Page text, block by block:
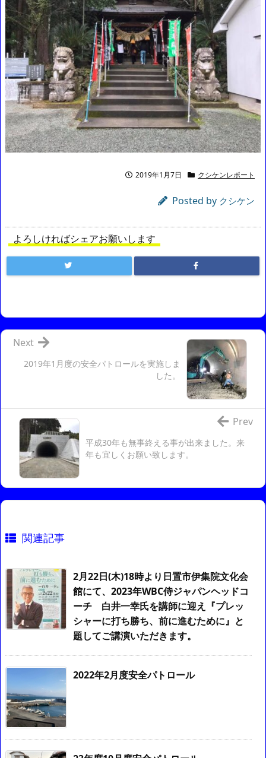
2019年1月7日 クシケンレポート
Posted by クシケン
よろしければシェアお願いします
2019年1月度の安全パトロールを実施しま
した。
Next
平成30年も無事終える事が出来ました。来
年も宜しくお願い致します。
Prev
関連記事
2月22日(木)18時より日置市伊集院文化会
館にて、2023年WBC侍ジャパンヘッドコ
ーチ 白井一幸氏を講師に迎え『プレッ
シャーに打ち勝ち、前に進むために』と
題してご講演いただきます。
2022年2月度安全パトロール